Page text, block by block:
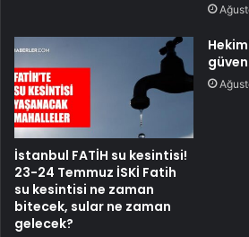
İstanbul FATİH su kesintisi!
23-24 Temmuz İSKİ Fatih
su kesintisi ne zaman
bitecek, sular ne zaman
gelecek?